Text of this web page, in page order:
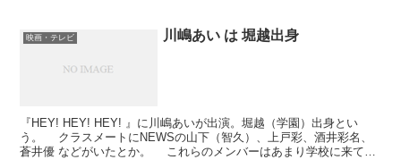
映画・テレビ 川嶋あい は 堀越出身
『HEY! HEY! HEY! 』に川嶋あいが出演。堀越（学園）出身とい
う。 クラスメートにNEWSの山下（智久）、上戸彩、酒井彩名、
蒼井優 などがいたとか。 これらのメンバーはあまり学校に来てい